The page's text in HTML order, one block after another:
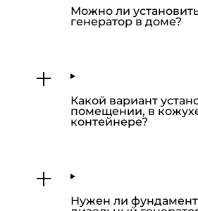
Можно ли
генератор в доме?
Какой вариант
помещении, в
контейнере?
Нужен ли